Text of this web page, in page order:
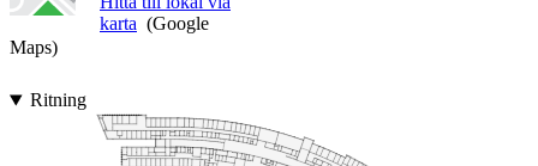
karta (Google
Maps)
Ritning